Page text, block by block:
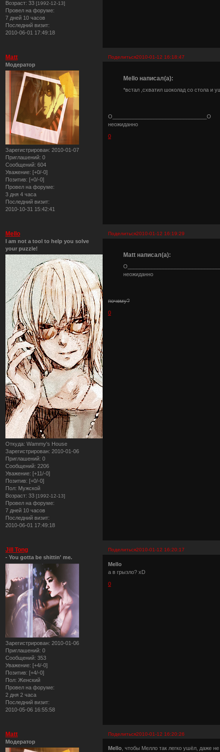
Возраст: 33 [1992-12-13]
Провел на форуме:
7 дней 10 часов
Последний визит:
2010-06-01 17:49:18
Поделиться2010-01-12 16:18:47
Matt
Модератор
Зарегистрирован: 2010-01-07
Приглашений: 0
Сообщений: 604
Уважение: [+0/-0]
Позитив: [+0/-0]
Провел на форуме:
3 дня 4 часа
Последний визит:
2010-10-31 15:42:41
Mello написал(а):
*встал ,схватил шоколад со стола и
О________________________________О
неожиданно
0
Поделиться2010-01-12 16:19:29
Mello
I am not a tool to help you solve
your puzzle!
Откуда: Wammy's House
Зарегистрирован: 2010-01-06
Приглашений: 0
Сообщений: 2206
Уважение: [+11/-0]
Позитив: [+0/-0]
Пол: Мужской
Возраст: 33 [1992-12-13]
Провел на форуме:
7 дней 10 часов
Последний визит:
2010-06-01 17:49:18
Matt написал(а):
неожиданно
почему?
0
Поделиться2010-01-12 16:20:17
Jill Tong
- You gotta be shittin' me.
Зарегистрирован: 2010-01-06
Приглашений: 0
Сообщений: 353
Уважение: [+4/-0]
Позитив: [+4/-0]
Пол: Женский
Провел на форуме:
2 дня 2 часа
Последний визит:
2010-05-06 16:55:58
Mello
а в грызло? xD
0
Поделиться2010-01-12 16:20:26
Matt
Модератор
Mello , чтобы Мелло так легко ушёл, даже